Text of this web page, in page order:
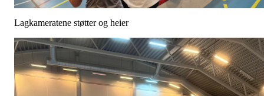
Lagkameratene støtter og heier